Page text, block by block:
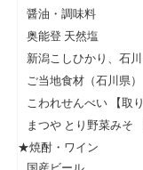
醤油・調味料
奥能登 天然塩
新潟こしひかり、石
ご当地食材（石川県）
こわれせんべい 【取
まつや とり野菜みそ
★焼酎・ワイン